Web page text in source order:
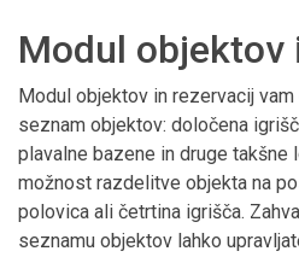
Modul objektov
Modul objektov in rezervacij
seznam objektov: določena
plavalne bazene in druge takšne
možnost razdelitve objekta na
polovica ali četrtina igrišča.
seznamu objektov lahko